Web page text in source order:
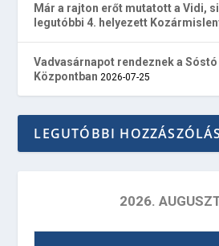
Már a rajton erőt mutatott a Vidi,
legutóbbi 4. helyezett
Vadvasárnapot rendeznek a
Központban 2026-07-25
LEGUTÓBBI
2026.